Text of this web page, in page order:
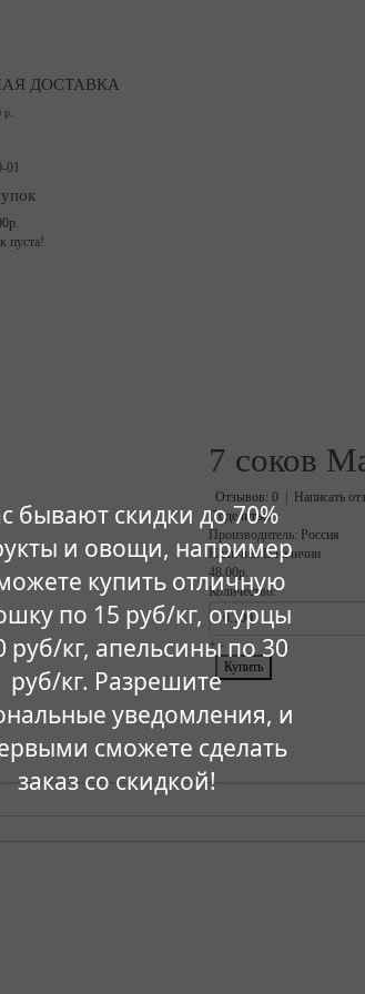
бывают скидки до 70%
и овощи, например
купить отличную
по 15 руб/кг, огурцы
руб/кг, апельсины по 30
руб/кг. Разрешите
уведомления, и
сможете сделать
заказ со скидкой!
ДОСТАВКА
р.
01
пуста!
7 соков
Отзывов: 0
Написать
Поделиться
Производитель: Россия
Наличие:В наличии
48.00р.
Количество:
+ -